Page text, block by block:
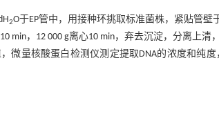
2O于EP管中，用接种环挑取标准菌株，紧贴管
，12 000 g离心10 min，弃去沉淀，分离上清
微量核酸蛋白检测仪测定提取DNA的浓度和纯度